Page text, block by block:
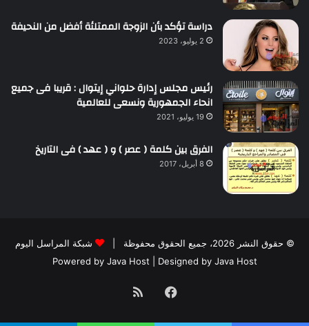
دراسة تؤكد بأن الزوجة الممتلئة أفضل من النحيفة
2 يوليو، 2023
رئيس مجلس إدارة حلواني إيتوال : قريبا فى جميع
انحاء الجمهورية ونسعى للعالمية
19 يوليو، 2021
الفرق بين كلمة ( عصر ) و ( عهد ) فى التاريخ
8 أبريل، 2017
© حقوق النشر 2026، جميع الحقوق محفوظة |
شبكة المراسل اليوم
Powered by Java Host | Designed by Java Host
فيسبوكملخص